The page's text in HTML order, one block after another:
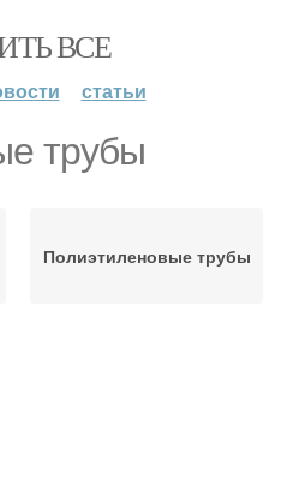
ВСЕ
статьи
трубы
Полиэтиленовые трубы